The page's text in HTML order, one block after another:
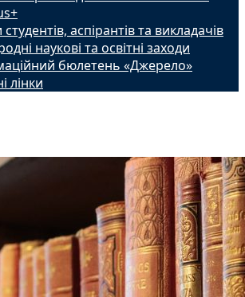
студентів, аспірантів та викладачів
наукові та освітні заходи
бюлетень «Джерело»
лінки